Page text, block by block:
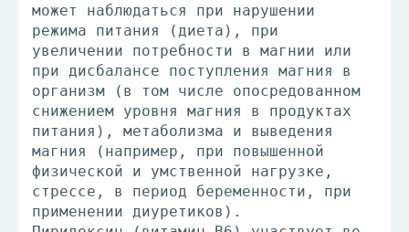
может наблюдаться при нарушении
режима питания (диета), при
увеличении потребности в магнии или
при дисбалансе поступления магния в
организм (в том числе опосредованном
снижением уровня магния в продуктах
питания), метаболизма и выведения
магния (например, при повышенной
физической и умственной нагрузке,
стрессе, в период беременности, при
применении диуретиков).